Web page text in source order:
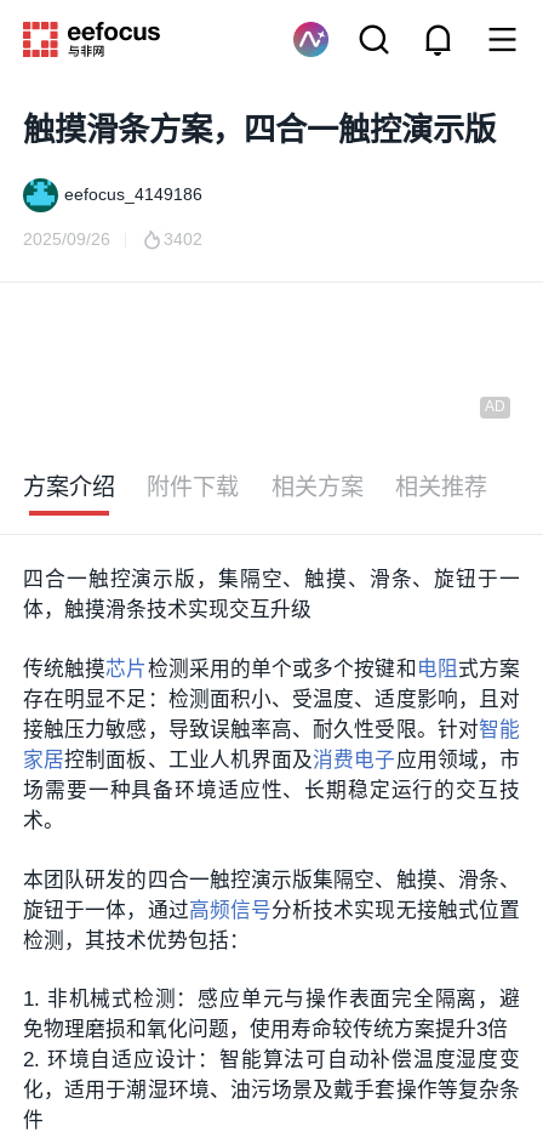
触摸滑条方案，四合一触控演示版
eefocus_4149186
2025/09/26 3402
方案介绍 附件下载 相关方案 相关推荐
四合一触控演示版，集隔空、触摸、滑条、旋钮于一
体，触摸滑条技术实现交互升级
传统触摸芯片检测采用的单个或多个按键和 电阻 式方案
存在明显不足：检测面积小、受温度、适度影响，且对
接触压力敏感，导致误触率高、耐久性受限。针对智能
家居控制面板、工业人机界面及消费电子应用领域，市
场需要一种具备环境适应性、长期稳定运行的交互技
术。
本团队研发的四合一触控演示版集隔空、触摸、滑条、
旋钮于一体，通过高频信号分析技术实现无接触式位置
检测，其技术优势包括：
1. 非机械式检测：感应单元与操作表面完全隔离，避
免物理磨损和氧化问题，使用寿命较传统方案提升3倍
2. 环境自适应设计：智能算法可自动补偿温度湿度变
化，适用于潮湿环境、油污场景及戴手套操作等复杂条
件